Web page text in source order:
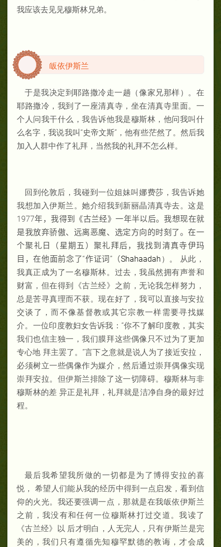
我应该去见见穆斯林兄弟。
皈依伊斯兰
于是我决定到耶路撒冷走一趟（像家兄那样）。在
耶路撒冷，我到了一座清真寺，坐在清真寺里面。一
个人问我干什么，我告诉他我是穆斯林，他问我叫什
么名字，我说我叫“史帝文斯”，他有些茫然了。然后我
加入人群中作了礼拜，当然我的礼拜不怎么样。
回到伦敦后，我碰到一位姐妹叫娜费莎，我告诉她
我想加入伊斯兰。她介绍我到新丽晶清真寺去。这是
1977年，我得到《古兰经》一年半以后。我想现在就
是我放弃骄傲、远离恶魔、选定方向的时刻了。在一
个聚礼日（星期五）聚礼拜后，我找到清真寺伊玛
目，在他面前念了“作证词”（Shahaadah ）。 从此，
我真正成为了一名穆斯林。过去，我虽然拥有声誉和
财富，但在得到《古兰经》之前，无论我怎样努力，
总是苦寻真理而不获。现在好了，我可以直接与安拉
交谈了，而不像基督教或其它宗教一样需要寻找媒
介。一位印度教妇女告诉我：“你不了解印度教，其实
我们也信主独一，我们膜拜这些偶像只不过为了更加
专心地 拜主罢了。”言下之意就是说人为了接近安拉，
必须树立一些偶像作为媒介，然后通过崇拜偶像实现
崇拜安拉。但伊斯兰排除了这一切障碍。穆斯林与非
穆斯林的差 异正是礼拜，礼拜就是洁净自身的最好过
程。
最后我希望我所做的一切都是为了博得安拉的喜
悦， 希望人们能从我的经历中得到一点启发，看到信
仰的火光。我还要强调一点，那就是在我皈依伊斯兰
之前，我没有和任何一位穆斯林打过交道。我读了
《古兰经》以 后才明白，人无完人，只有伊斯兰是完
美的，我们只有遵循先知穆罕默德的教诲，才会成